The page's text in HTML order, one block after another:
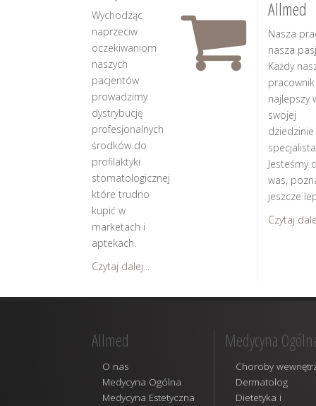
Wychodząc
naprzeciw
oczekiwaniom
naszych
pacjentów
prowadzimy
dystrybucję
profesjonalnych
środków do
profilaktyki
stomatologicznej
które trudno
kupić w
marketach i
aptekach.
Czytaj dalej...
Allmed
Nasza
nasza
Każdy
najlepszy
swojej
dziedzinie
Jesteśmy
was,
jeszcze
Czytaj
Allmed
O nas
Medycyna Ogólna
Medycyna Estetyczna
Medycyna
Choroby
Dermatolog
Dietetyka i